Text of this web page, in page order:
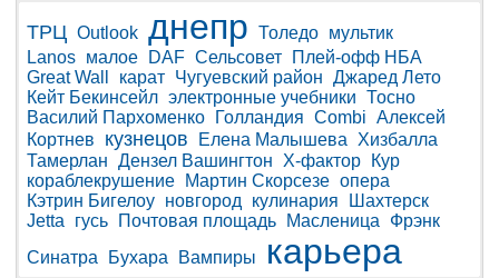
ТРЦ Outlook днепр Толедо мультик
Lanos малое DAF Сельсовет
Плей-офф НБА
Great Wall
карат Чугуевский район Джаред Лето
Кейт Бекинсейл электронные учебники Тосно
Василий Пархоменко
Голландия Combi Алексей
Кортнев
кузнецов Елена Малышева
Хизбалла
Тамерлан Дензел Вашингтон Х-фактор
Кур
кораблекрушение
Мартин Скорсезе опера
Кэтрин Бигелоу новгород кулинария
Шахтерск
Jetta
гусь Почтовая площадь Масленица
Фрэнк
Синатра
Бухара Вампиры карьера